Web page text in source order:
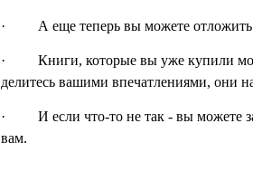
· А еще теперь вы можете отложить
· Книги, которые вы уже купили
делитесь вашими впечатлениями, они
· И если что-то не так - вы можете
вам.